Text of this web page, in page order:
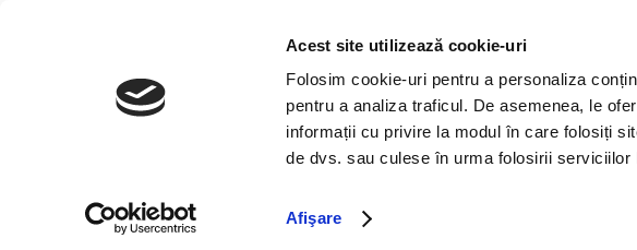
Acest site utilizează cookie-uri
Folosim cookie-uri pentru a personaliza
pentru a analiza traficul. De asemenea, le
informații cu privire la modul în care folosiți
de dvs. sau culese în urma folosirii serviciilor
Afişare
Cărți după tipologie
Cărți Dezvoltare Personală
Cărți Familie & Cuplu